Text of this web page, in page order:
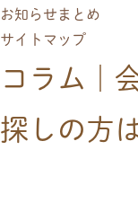
お知らせまとめ
サイトマップ
コラム｜
探しの方